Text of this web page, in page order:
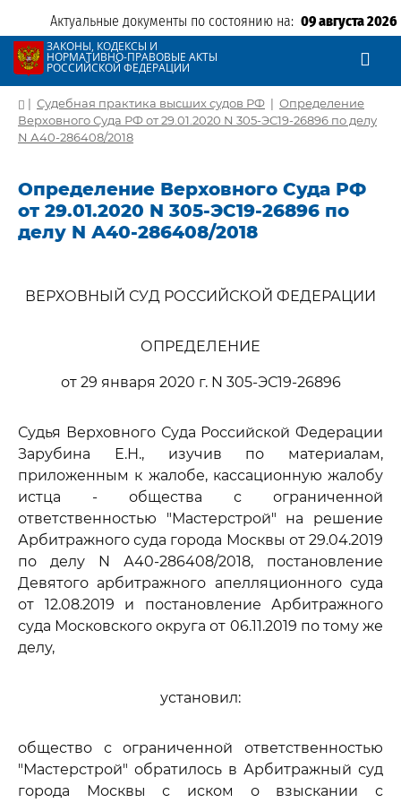
Актуальные документы по состоянию на: 09 августа 2026
ЗАКОНЫ, КОДЕКСЫ И
НОРМАТИВНО-ПРАВОВЫЕ АКТЫ
РОССИЙСКОЙ ФЕДЕРАЦИИ
| Судебная практика высших судов РФ | Определение
Верховного Суда РФ от 29.01.2020 N 305-ЭС19-26896 по делу
N А40-286408/2018
Определение Верховного Суда РФ
от 29.01.2020 N 305-ЭС19-26896 по
делу N А40-286408/2018
ВЕРХОВНЫЙ СУД РОССИЙСКОЙ ФЕДЕРАЦИИ
ОПРЕДЕЛЕНИЕ
от 29 января 2020 г. N 305-ЭС19-26896
Судья Верховного Суда Российской Федерации
Зарубина Е.Н., изучив по материалам,
приложенным к жалобе, кассационную жалобу
истца - общества с ограниченной
ответственностью "Мастерстрой" на решение
Арбитражного суда города Москвы от 29.04.2019
по делу N А40-286408/2018, постановление
Девятого арбитражного апелляционного суда
от 12.08.2019 и постановление Арбитражного
суда Московского округа от 06.11.2019 по тому же
делу,
установил:
общество с ограниченной ответственностью
"Мастерстрой" обратилось в Арбитражный суд
города Москвы с иском о взыскании с